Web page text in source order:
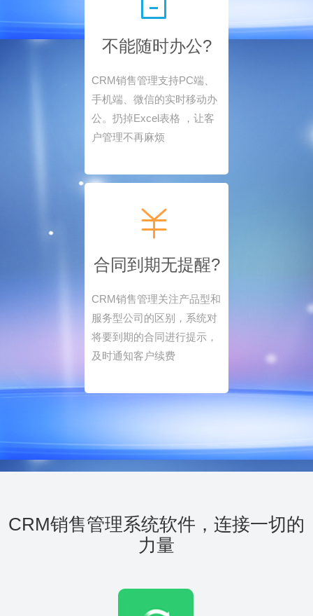
不能随时办公?
CRM销售管理支持PC端、
手机端、微信的实时移动办
公。扔掉Excel表格 ，让客
户管理不再麻烦
合同到期无提醒?
CRM销售管理关注产品型和
服务型公司的区别，系统对
将要到期的合同进行提示，
及时通知客户续费
CRM销售管理系统软件， 连接一切的
力量